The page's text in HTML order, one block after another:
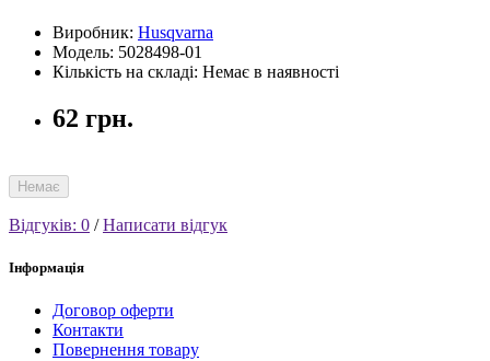
Виробник: Husqvarna
Модель: 5028498-01
Кількість на складі: Немає в наявності
62 грн.
Немає
Відгуків: 0 /Написати відгук
Інформація
Договор оферти
Контакти
Повернення товару